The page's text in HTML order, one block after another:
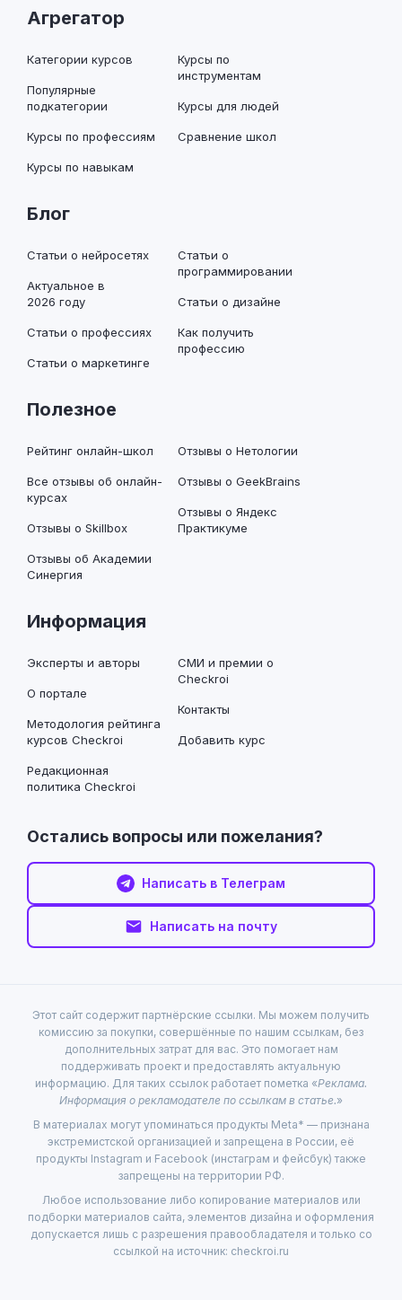
Агрегатор
Категории курсов
Популярные
подкатегории
Курсы по профессиям
Курсы по навыкам
Курсы по
инструментам
Курсы для людей
Сравнение школ
Блог
Статьи о нейросетях
Актуальное в
2026 году
Статьи о профессиях
Статьи о маркетинге
Статьи о
программировании
Статьи о дизайне
Как получить
профессию
Полезное
Рейтинг онлайн-школ
Все отзывы об онлайн-
курсах
Отзывы о Skillbox
Отзывы об Академии
Синергия
Отзывы о Нетологии
Отзывы о GeekBrains
Отзывы о Яндекс
Практикуме
Информация
Эксперты и авторы
О портале
Методология рейтинга
курсов Checkroi
Редакционная
политика Checkroi
СМИ и премии о
Checkroi
Контакты
Добавить курс
Остались вопросы или пожелания?
Написать в Телеграм
Написать на почту
Этот сайт содержит партнёрские ссылки. Мы можем получить
комиссию за покупки, совершённые по нашим ссылкам, без
дополнительных затрат для вас. Это помогает нам
поддерживать проект и предоставлять актуальную
информацию. Для таких ссылок работает пометка «Реклама.
Информация о рекламодателе по ссылкам в статье.»
В материалах могут упоминаться продукты Meta* — признана
экстремистской организацией и запрещена в России, её
продукты Instagram и Facebook (инстаграм и фейсбук) также
запрещены на территории РФ.
Любое использование либо копирование материалов или
подборки материалов сайта, элементов дизайна и оформления
допускается лишь с разрешения правообладателя и только со
ссылкой на источник: checkroi.ru